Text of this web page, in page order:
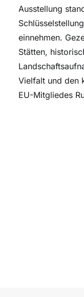
Ausstellung
einnehmen.
Stätten,
Vielfalt und den
EU-Mitgliedes